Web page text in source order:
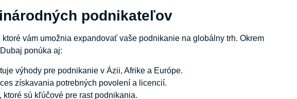
podnikateľov
vám umožnia expandovať vaše podnikanie na globálny trh. Okrem
ponúka aj:
výhody pre podnikanie v Ázii, Afrike a Európe.
získavania potrebných povolení a licencií.
sú kľúčové pre rast podnikania.